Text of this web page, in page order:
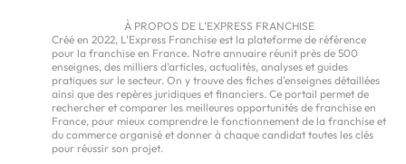
À PROPOS DE L'EXPRESS FRANCHISE
Créé en 2022, L'Express Franchise est la plateforme de référence
pour la franchise en France. Notre annuaire réunit près de 500
enseignes, des milliers d'articles, actualités, analyses et guides
pratiques sur le secteur. On y trouve des fiches d'enseignes détaillées
ainsi que des repères juridiques et financiers. Ce portail permet de
rechercher et comparer les meilleures opportunités de franchise en
France, pour mieux comprendre le fonctionnement de la franchise et
du commerce organisé et donner à chaque candidat toutes les clés
pour réussir son projet.